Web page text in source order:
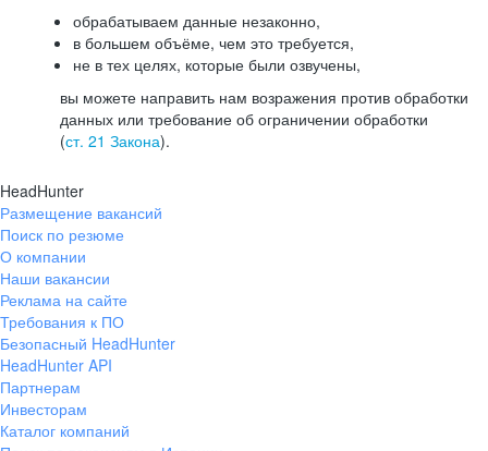
обрабатываем данные незаконно,
в большем объёме, чем это требуется,
не в тех целях, которые были озвучены,
вы можете направить нам возражения против обработки
данных или требование об ограничении обработки
(ст. 21 Закона).
HeadHunter
Размещение вакансий
Поиск по резюме
О компании
Наши вакансии
Реклама на сайте
Требования к ПО
Безопасный HeadHunter
HeadHunter API
Партнерам
Инвесторам
Каталог компаний